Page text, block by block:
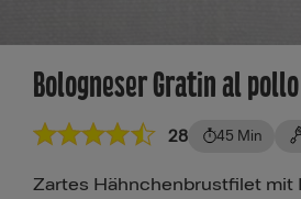
Bologneser Gratin al pollo
28 45 Min
Zartes Hähnchenbrustfilet mit